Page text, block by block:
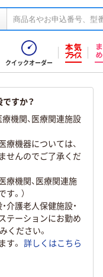
クイックオーダー
すか？
機関、医療関連施設
療機器については、
せんのでご了承くだ
療機関、医療関連施
。）
介護老人保健施設・
テーションにお勤め
ください。
す。 詳しくはこちら